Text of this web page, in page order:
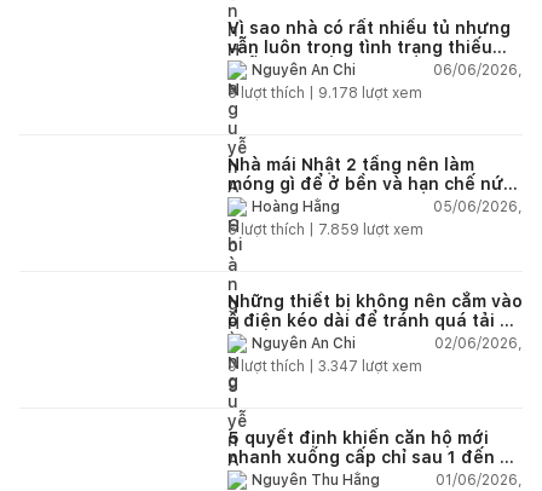
Vì sao nhà có rất nhiều tủ nhưng
vẫn luôn trong tình trạng thiếu
chỗ chứa đồ?
Nguyễn An Chi
06/06/2026,
5lượt thích | 9.178 lượt xem
Nhà mái Nhật 2 tầng nên làm
móng gì để ở bền và hạn chế nứt
lún?Hoàng Hằng
05/06/2026,
5lượt thích | 7.859 lượt xem
Những thiết bị không nên cắm vào
ổ điện kéo dài để tránh quá tải và
chập cháy trong nhà
Nguyễn An Chi
02/06/2026,
9lượt thích | 3.347 lượt xem
5 quyết định khiến căn hộ mới
nhanh xuống cấp chỉ sau 1 đến 2
nămNguyễn Thu Hằng
01/06/2026,